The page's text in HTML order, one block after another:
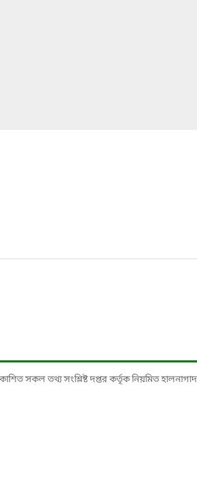
সকল তথ্য সংশ্লিষ্ট দপ্তর কর্তৃক নিয়মিত হালনাগাদ